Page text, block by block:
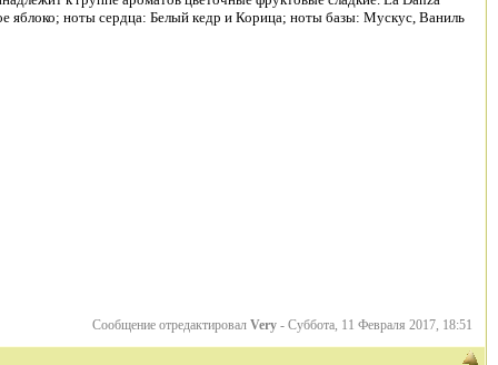
ноты сердца: Белый кедр и Корица; ноты базы: Мускус, Ваниль
Сообщение отредактировал Very - Суббота, 11 Февраля 2017, 18:51